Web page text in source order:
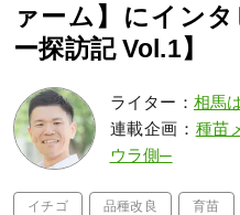
ァーム】にイン
ー探訪記 Vol.1】
ライター： 相馬
連載企画： 種苗
ウラ側─
イチゴ 品種改良 育苗